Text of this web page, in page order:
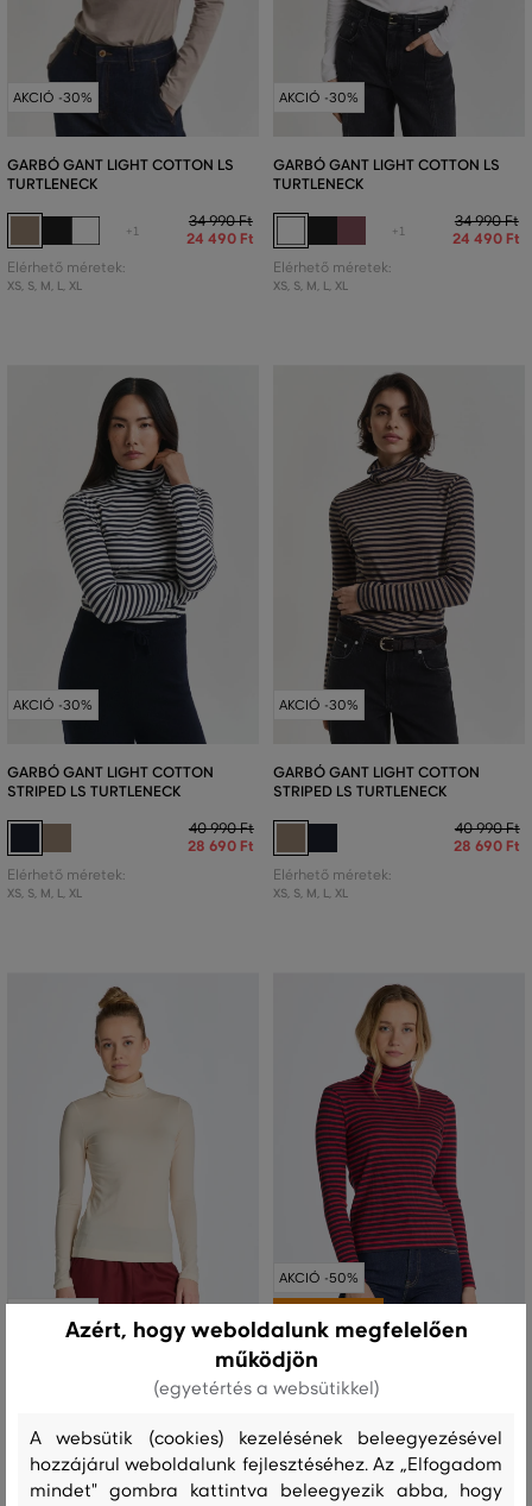
AKCIÓ -30%
GARBÓ GANT LIGHT COTTON LS
TURTLENECK
+1
34 990 Ft
24 490 Ft
Elérhető méretek:
XS, S, M, L, XL
AKCIÓ -30%
GARBÓ GANT LIGHT COTTON LS
TURTLENECK
+1
34 990 Ft
24 490 Ft
Elérhető méretek:
XS, S, M, L, XL
AKCIÓ -30%
GARBÓ GANT LIGHT COTTON
STRIPED LS TURTLENECK
40 990 Ft
28 690 Ft
Elérhető méretek:
XS, S, M, L, XL
AKCIÓ -30%
GARBÓ GANT LIGHT COTTON
STRIPED LS TURTLENECK
40 990 Ft
28 690 Ft
Elérhető méretek:
XS, S, M, L, XL
GARBÓ GANT SLIM LS TURTLENECK
17 490 Ft
Elérhető méretek:
AKCIÓ -50%
GARBÓ GANT SLIM STRIPED RIBBED
TURTLENECK
48 990 Ft
24 490 Ft
Elérhető méretek:
, XXL
Azért, hogy weboldalunk megfelelően
működjön
(egyetértés a websütikkel)
A websütik (cookies) kezelésének beleegyezésével
hozzájárul weboldalunk fejlesztéséhez. Az „Elfogadom
mindet" gombra kattintva beleegyezik abba, hogy